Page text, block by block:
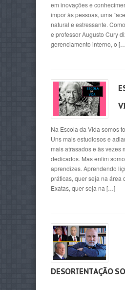
em inovações e
impor às pessoas, uma
natural e estressante.
e professor Augusto Cury
gerenciamento interno, o
Na Escola da Vida somos
Uns mais estudiosos e
mais atrasados e às vezes
dedicados. Mas enfim
aprendizes. Aprendendo
práticas, quer seja na área
Exatas, quer seja na […]
DESORIENTAÇÃO